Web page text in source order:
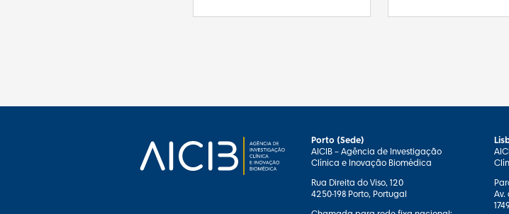
Porto (Sede)
AICIB – Agência de Investigação
Clínica e Inovação Biomédica
Rua Direita do Viso, 120
4250-198 Porto, Portugal
Av.